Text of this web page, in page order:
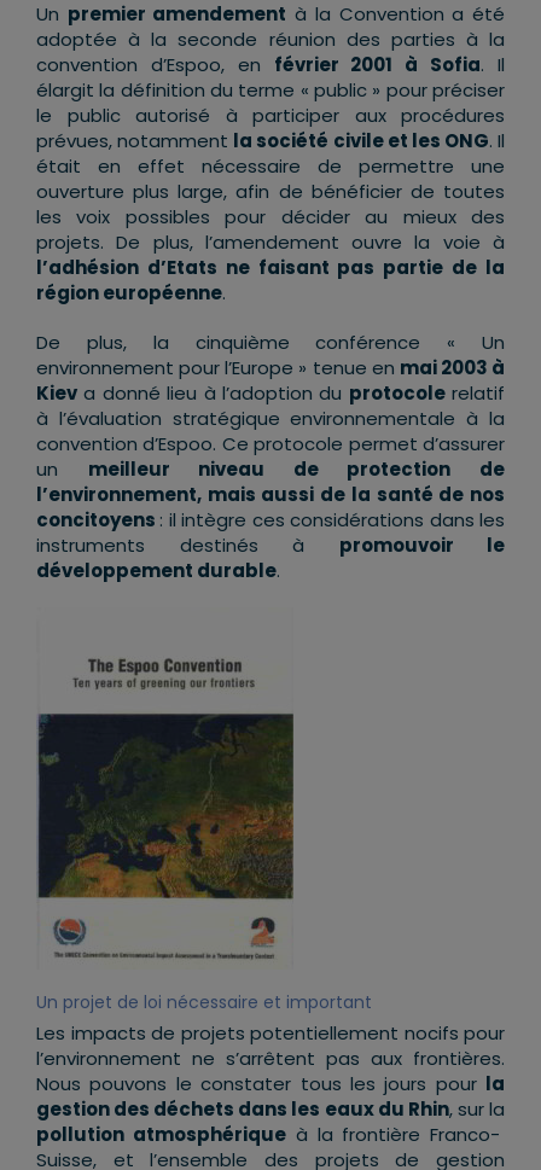
Un premier amendement à la Convention a été
adoptée à la seconde réunion des parties à la
convention d’Espoo, en février 2001 à Sofia. Il
élargit la définition du terme « public » pour préciser
le public autorisé à participer aux procédures
prévues, notamment la société civile et les ONG. Il
était en effet nécessaire de permettre une
ouverture plus large, afin de bénéficier de toutes
les voix possibles pour décider au mieux des
projets. De plus, l’amendement ouvre la voie à
l’adhésion d’Etats ne faisant pas partie de la
région européenne.
De plus, la cinquième conférence « Un
environnement pour l’Europe » tenue en mai 2003 à
Kiev a donné lieu à l’adoption du protocolerelatif
à l’évaluation stratégique environnementale à la
convention d’Espoo. Ce protocole permet d’assurer
un meilleur niveau de protection de
l’environnement, mais aussi de la santé de nos
concitoyens : il intègre ces considérations dans les
instruments destinés à promouvoir le
développement durable.
Un projet de loi nécessaire et important
Les impacts de projets potentiellement nocifs pour
l’environnement ne s’arrêtent pas aux frontières.
Nous pouvons le constater tous les jours pour la
gestion des déchets dans les eaux du Rhin, sur la
pollution atmosphériqueà la frontière Franco-
Suisse, et l’ensemble des projets de gestion